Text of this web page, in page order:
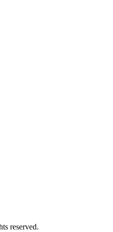
reserved.